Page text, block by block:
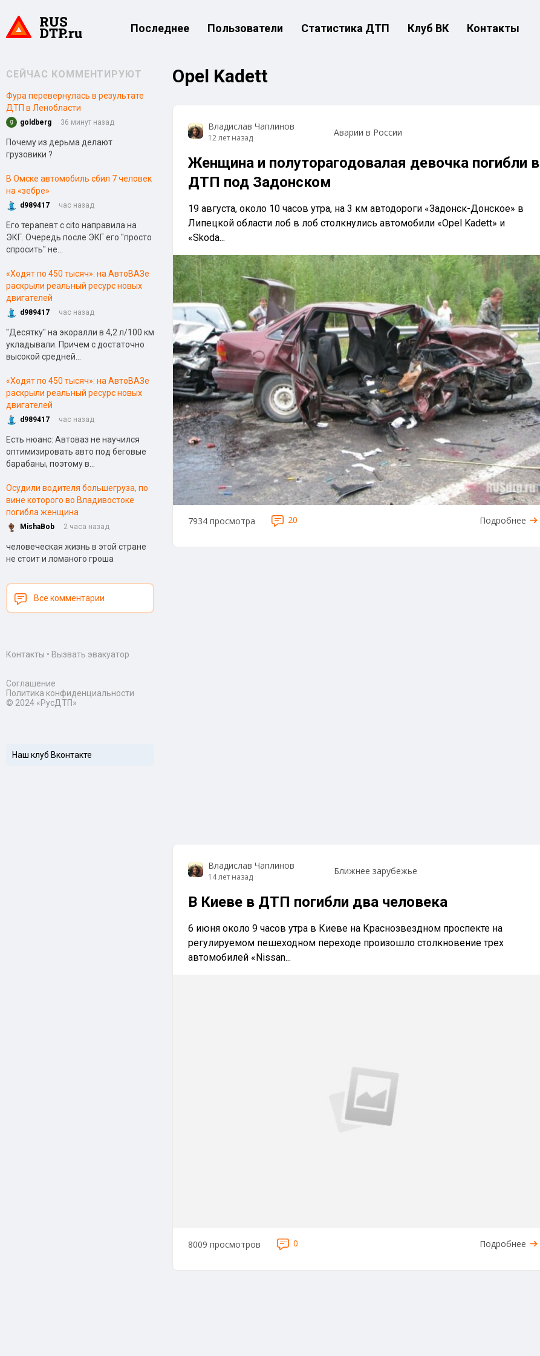
Последнее Пользователи Статистика ДТП Клуб ВК Контакты
СЕЙЧАС КОММЕНТИРУЮТ
Фура перевернулась в результате
ДТП в Ленобласти
goldberg 36 минут назад
Почему из дерьма делают
грузовики ?
В Омске автомобиль сбил 7 человек
на «зебре»
d989417 час назад
Его терапевт с cito направила на
ЭКГ. Очередь после ЭКГ его "просто
спросить" не...
«Ходят по 450 тысяч»: на АвтоВАЗе
раскрыли реальный ресурс новых
двигателей
d989417 час назад
"Десятку" на экоралли в 4,2 л/100 км
укладывали. Причем с достаточно
высокой средней...
«Ходят по 450 тысяч»: на АвтоВАЗе
раскрыли реальный ресурс новых
двигателей
d989417 час назад
Есть нюанс: Автоваз не научился
оптимизировать авто под беговые
барабаны, поэтому в...
Осудили водителя большегруза, по
вине которого во Владивостоке
погибла женщина
MishaBob 2 часа назад
человеческая жизнь в этой стране
не стоит и ломаного гроша
Все комментарии
Контакты • Вызвать эвакуатор
Соглашение
Политика конфиденциальности
© 2024 «РусДТП»
Наш клуб Вконтакте
Opel Kadett
Владислав Чаплинов
12 лет назад Аварии в России
Женщина и полуторагодовалая девочка погибли в
ДТП под Задонском
19 августа, около 10 часов утра, на 3 км автодороги «Задонск-Донское» в
Липецкой области лоб в лоб столкнулись автомобили «Opel Kadett» и
«Skoda...
7934 просмотра 20 Подробнее
Владислав Чаплинов
14 лет назад Ближнее зарубежье
В Киеве в ДТП погибли два человека
6 июня около 9 часов утра в Киеве на Краснозвездном проспекте на
регулируемом пешеходном переходе произошло столкновение трех
автомобилей «Nissan...
8009 просмотров 0 Подробнее